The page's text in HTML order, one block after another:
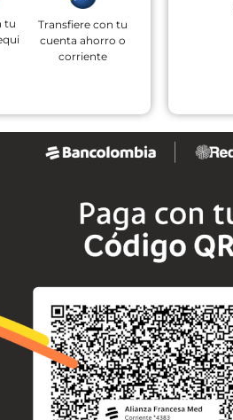
tu
Transfiere con tu
cuenta ahorro o
corriente